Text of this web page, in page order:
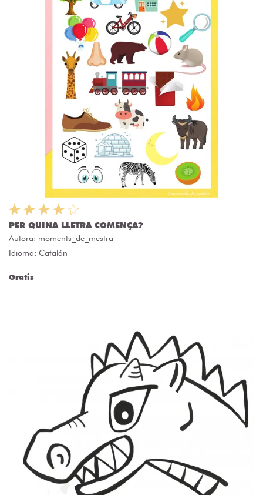
PER QUINA LLETRA COMENÇA?
Autora: moments_de_mestra
Idioma: Catalán
Gratis